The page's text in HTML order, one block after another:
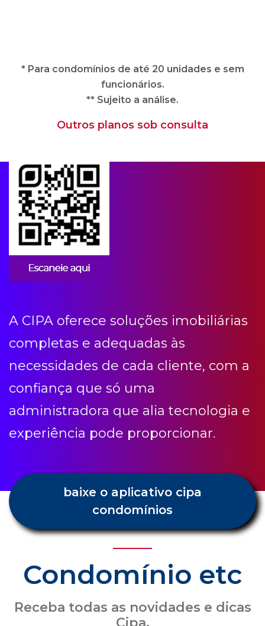
* Para condomínios de até 20 unidades e sem
funcionários.
** Sujeito a análise.
Outros planos sob consulta
A CIPA oferece soluções imobiliárias
completas e adequadas às
necessidades de cada cliente, com a
confiança que só uma
administradora que alia tecnologia e
experiência pode proporcionar.
baixe o aplicativo cipa
condomínios
Condomínio etc
Receba todas as novidades e dicas
Cipa.